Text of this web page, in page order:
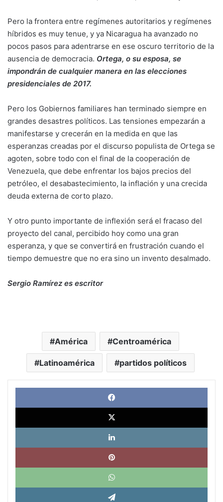
Pero la frontera entre regímenes autoritarios y regímenes
híbridos es muy tenue, y ya Nicaragua ha avanzado no
pocos pasos para adentrarse en ese oscuro territorio de la
ausencia de democracia. Ortega, o su esposa, se
impondrán de cualquier manera en las elecciones
presidenciales de 2017.
Pero los Gobiernos familiares han terminado siempre en
grandes desastres políticos. Las tensiones empezarán a
manifestarse y crecerán en la medida en que las
esperanzas creadas por el discurso populista de Ortega se
agoten, sobre todo con el final de la cooperación de
Venezuela, que debe enfrentar los bajos precios del
petróleo, el desabastecimiento, la inflación y una crecida
deuda externa de corto plazo.
Y otro punto importante de inflexión será el fracaso del
proyecto del canal, percibido hoy como una gran
esperanza, y que se convertirá en frustración cuando el
tiempo demuestre que no era sino un invento desalmado.
Sergio Ramírez es escritor
América Centroamérica
Latinoamérica partidos políticos
X